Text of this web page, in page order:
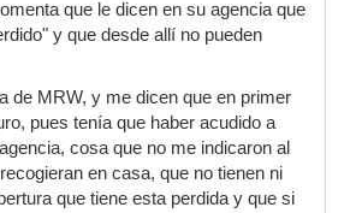
que le dicen en su agencia que
y que desde allí no pueden
de MRW, y me dicen que en primer
pues tenía que haber acudido a
cosa que no me indicaron al
en casa, que no tienen ni
que tiene esta perdida y que si